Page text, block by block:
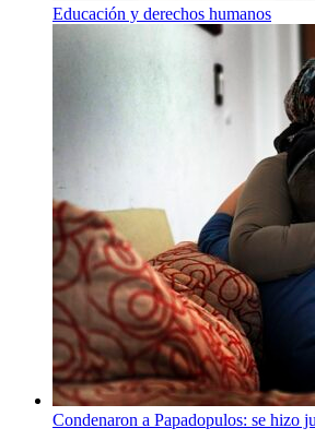
Educación y derechos humanos
Condenaron a Papadopulos: se hizo